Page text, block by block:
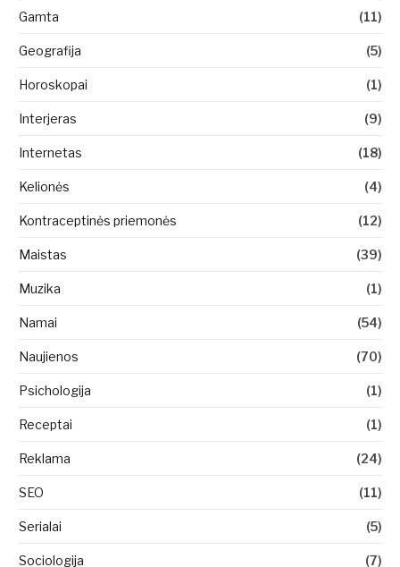
Gamta (11)
Geografija (5)
Horoskopai (1)
Interjeras (9)
Internetas (18)
Kelionės (4)
Kontraceptinės priemonės (12)
Maistas (39)
Muzika (1)
Namai (54)
Naujienos (70)
Psichologija (1)
Receptai (1)
Reklama (24)
SEO (11)
Serialai (5)
Sociologija (7)